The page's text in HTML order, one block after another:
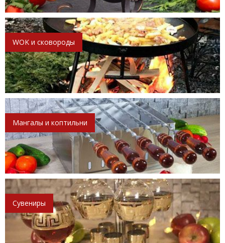
WOK и сковороды
Мангалы и коптильни
Сувениры